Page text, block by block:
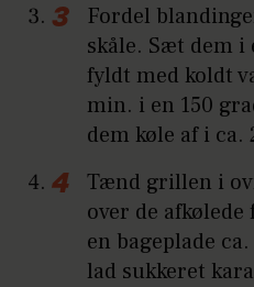
Fordel
skåle. Sæt dem i
fyldt med koldt
min. i en 150
dem køle af i
Tænd grillen i
over de
en bageplade
lad sukkeret